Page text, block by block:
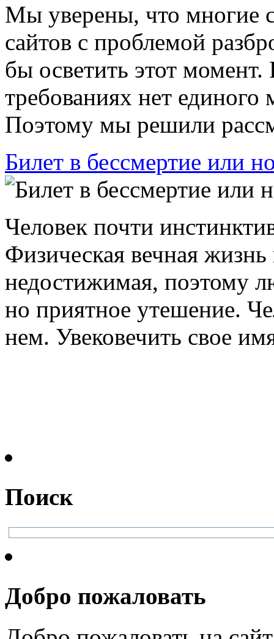
Мы уверены, что многие
сайтов с проблемой
бы осветить этот
требованиях нет единого
Поэтому мы решили
Билет в бессмертие или
Человек почти
Физическая вечная
недостижимая, поэтому
но приятное утешение.
нем. Увековечить свое
Поиск
Добро пожаловать